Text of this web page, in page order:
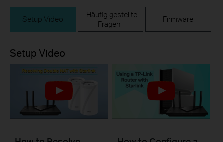
Setup Video
Häufig gestellte
Fragen
Firmware
Setup Video